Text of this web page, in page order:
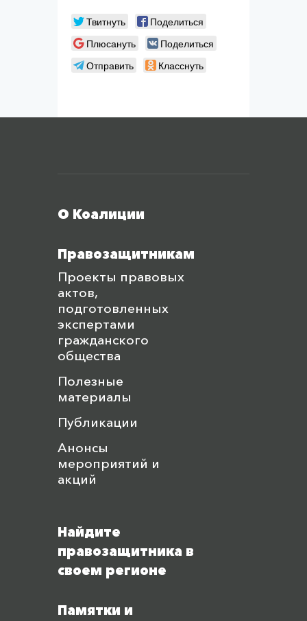
Твитнуть
Поделиться
Плюсануть
Поделиться
Отправить
Класснуть
О Коалиции
Правозащитникам
Проекты правовых
актов,
подготовленных
экспертами
гражданского
общества
Полезные
материалы
Публикации
Анонсы
мероприятий и
акций
Найдите
правозащитника в
своем регионе
Памятки и